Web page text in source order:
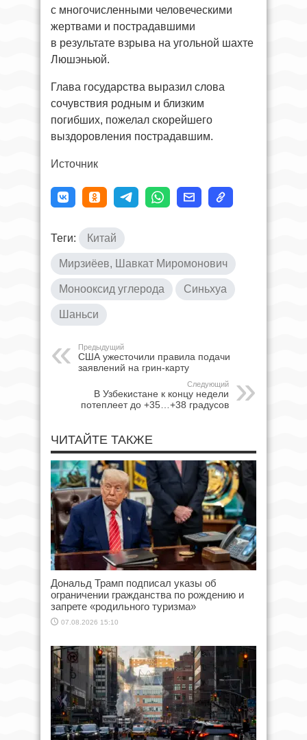
с многочисленными человеческими
жертвами и пострадавшими
в результате взрыва на угольной шахте
Люшэньюй.
Глава государства выразил слова
сочувствия родным и близким
погибших, пожелал скорейшего
выздоровления пострадавшим.
Источник
Теги: Китай
Мирзиёев, Шавкат Миромонович
Монооксид углерода Синьхуа
Шаньси
Предыдущий
США ужесточили правила подачи
заявлений на грин-карту
Следующий
В Узбекистане к концу недели
потеплеет до +35…+38 градусов
ЧИТАЙТЕ ТАКЖЕ
Дональд Трамп подписал указы об
ограничении гражданства по рождению и
запрете «родильного туризма»
07.08.2026 15:10